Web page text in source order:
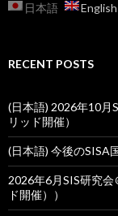
日本語 English
RECENT POSTS
(日本語) 2026年10月
リッド開催）
(日本語) 今後のSISA
2026年6月SIS研究
ド開催））